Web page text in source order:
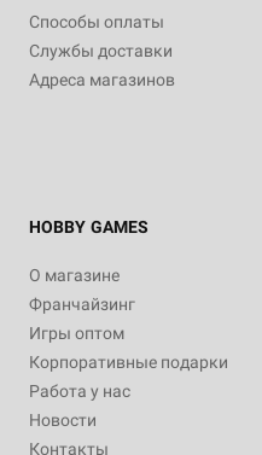
Способы оплаты
Службы доставки
Адреса магазинов
HOBBY GAMES
О магазине
Франчайзинг
Игры оптом
Корпоративные подарки
Работа у нас
Новости
Контакты